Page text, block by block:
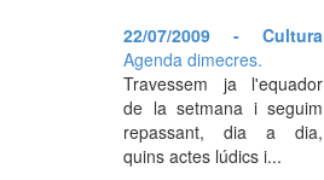
22/07/2009 - Cultura
Agenda dimecres.
Travessem ja l'equador
de la setmana i seguim
repassant, dia a dia,
quins actes lúdics i...